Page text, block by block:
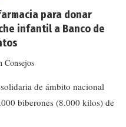
para donar
infantil a Banco de
Consejos
de ámbito nacional
biberones (8.000 kilos) de